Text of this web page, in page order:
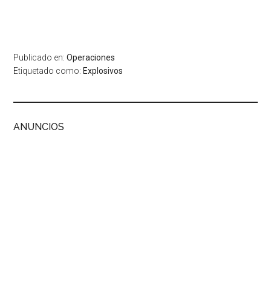
Publicado en:Operaciones
Etiquetado como: Explosivos
ANUNCIOS